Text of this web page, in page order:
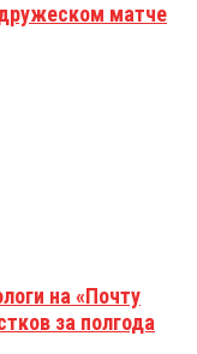
матче
на «Почту
за полгода